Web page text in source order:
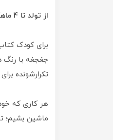
از تولد تا 4 ماهگی
برای کودک
جغجغه با رنگ
تکرارشونده
هر کاری که
ماشین بشیم؛